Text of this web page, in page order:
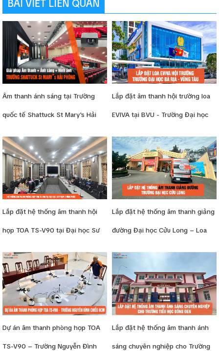
BÀI VIẾT LIÊN QUAN
Âm thanh ánh sáng tại Trường
quốc tế Shattuck St Mary's Hải
Lắp đặt âm thanh hội trường loa
EVIVA tại BVU - Trường Đại học
Lắp đặt hệ thống âm thanh hội
họp TOA TS-V90 tại Đại học Sư
Lắp đặt hệ thống âm thanh giảng
đường Đại học Cửu Long – Loa
Dynacord
Dự án âm thanh phòng họp TOA
TS-V90 – Trường Nguyễn Đình
Lắp đặt hệ thống âm thanh ánh
sáng chuyên nghiệp cho Trường